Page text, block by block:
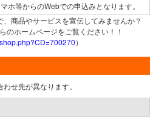
ホ等からのWebでの申込みとなります。
商品やサービスを宣伝してみませんか？
ホームページをご覧ください！！
）
せ先が異なります。